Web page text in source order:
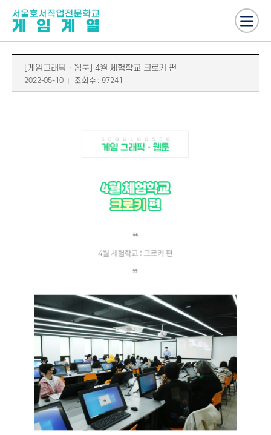
[게임그래픽ㆍ웹툰] 4월 체험학교 크로키 편
2022-05-10 조회수 : 97241